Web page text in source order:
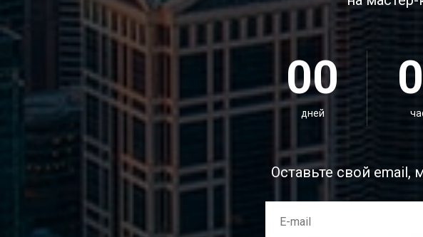
00
дней
Оставьте свой email,